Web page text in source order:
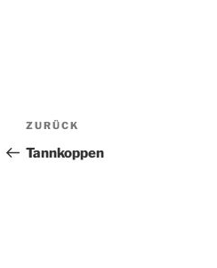
Beitragsnavigation
Vorheriger
Beitrag
ZURÜCK
Tannkoppen